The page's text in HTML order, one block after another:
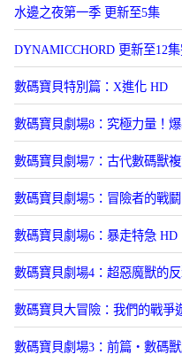
水邊之夜第一季 更新至5集
DYNAMICCHORD 更新至12
數碼寶貝特別篇：X進化 HD
數碼寶貝劇場8：究極力量！
數碼寶貝劇場7：古代數碼獸
數碼寶貝劇場5：冒險者的戰
數碼寶貝劇場6：暴走特急 HD
數碼寶貝劇場4：超惡魔獸的
數碼寶貝大冒險：我們的戰爭
數碼寶貝劇場3：前篇・數碼